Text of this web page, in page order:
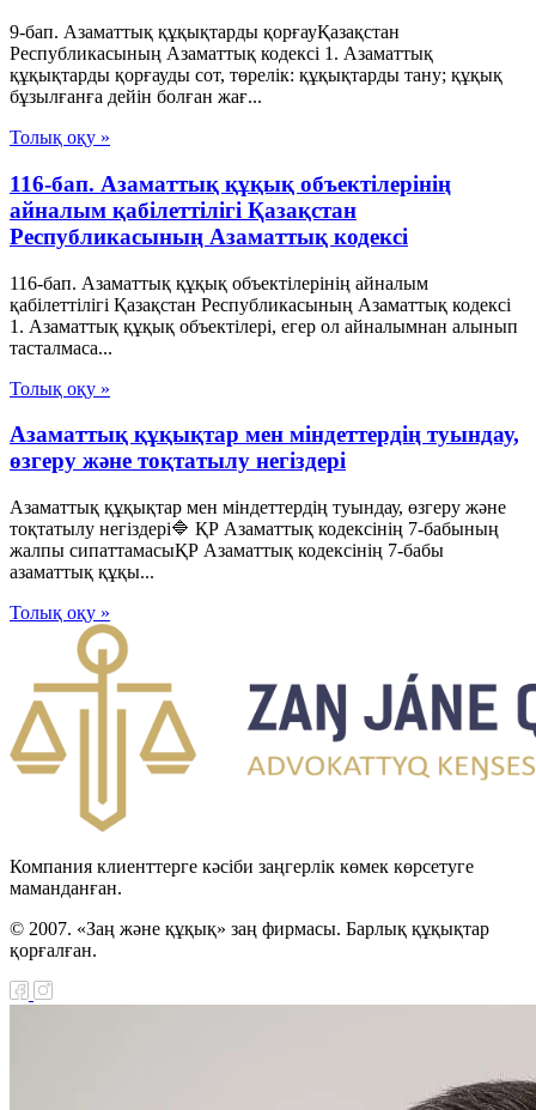
9-бап. Азаматтық құқықтарды қорғауҚазақстан
Республикасының Азаматтық кодексi 1. Азаматтық
құқықтарды қорғауды сот, төрелiк: құқықтарды тану; құқық
бұзылғанға дейiн болған жағ...
Толық оқу »
116-бап. Азаматтық құқық объектiлерiнiң
айналым қабiлеттiлiгi Қазақстан
Республикасының Азаматтық кодексi
116-бап. Азаматтық құқық объектiлерiнiң айналым
қабiлеттiлiгi Қазақстан Республикасының Азаматтық кодексi
1. Азаматтық құқық объектiлерi, егер ол айналымнан алынып
тасталмаса...
Толық оқу »
Азаматтық құқықтар мен міндеттердің туындау,
өзгеру және тоқтатылу негіздері
Азаматтық құқықтар мен міндеттердің туындау, өзгеру және
тоқтатылу негіздері🔷 ҚР Азаматтық кодексінің 7-бабының
жалпы сипаттамасыҚР Азаматтық кодексінің 7-бабы
азаматтық құқы...
Толық оқу »
Компания клиенттерге кәсіби заңгерлік көмек көрсетуге
маманданған.
© 2007. «Заң және құқық» заң фирмасы. Барлық құқықтар
қорғалған.